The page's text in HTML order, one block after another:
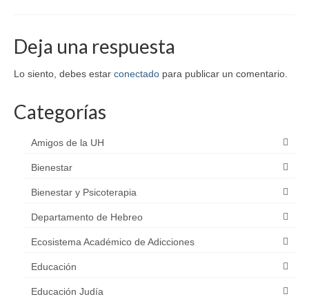
Deja una respuesta
Lo siento, debes estar conectado para publicar un comentario.
Categorías
Amigos de la UH
Bienestar
Bienestar y Psicoterapia
Departamento de Hebreo
Ecosistema Académico de Adicciones
Educación
Educación Judía